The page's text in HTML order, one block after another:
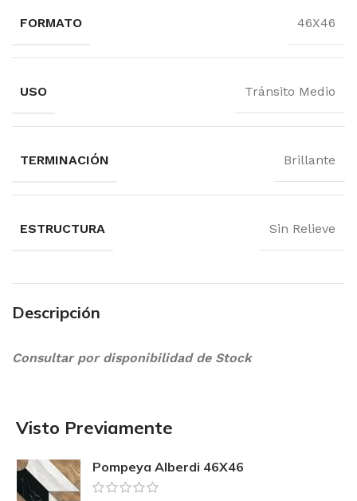
FORMATO 46X46
USO Tránsito Medio
TERMINACIÓN Brillante
ESTRUCTURA Sin Relieve
Descripción
Consultar por disponibilidad de Stock
Visto Previamente
Pompeya Alberdi 46X46